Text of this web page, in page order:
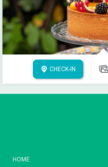
CHECK-IN
HOME